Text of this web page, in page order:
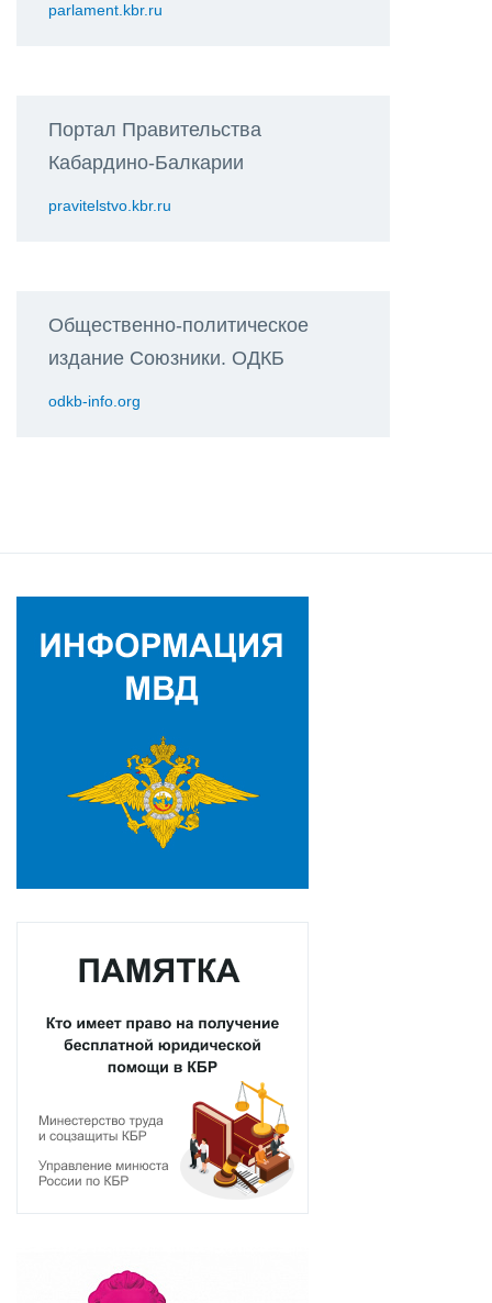
parlament.kbr.ru
Портал Правительства
Кабардино-Балкарии
pravitelstvo.kbr.ru
Общественно-политическое
издание Союзники. ОДКБ
odkb-info.org